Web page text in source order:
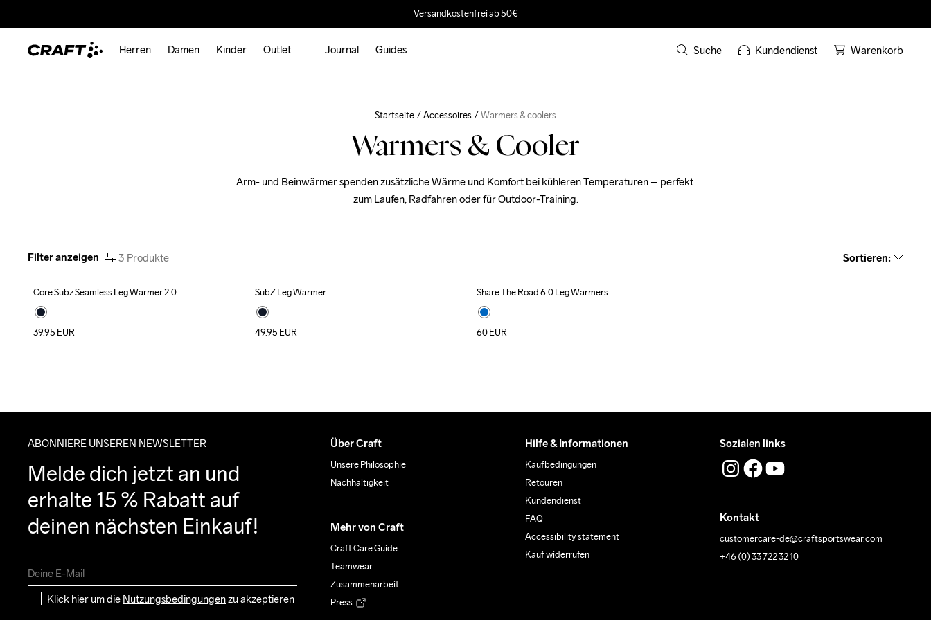
Versandkostenfrei ab 50€
Herren Damen Kinder Outlet Journal Guides Suche Kundendienst Warenkorb
Startseite Accessoires Warmers & coolers
Warmers & Cooler
Arm- und Beinwärmer spenden zusätzliche Wärme und Komfort bei kühleren Temperaturen – perfekt
zum Laufen, Radfahren oder für Outdoor-Training.
Filter anzeigen 3 Produkte Sortieren:
Core Subz Seamless Leg Warmer 2.0
39.95 EUR
Recycled
SubZ Leg Warmer
49.95 EUR
Share The Road 6.0 Leg Warmers
60EUR
ABONNIERE UNSEREN NEWSLETTER
Melde dich jetzt an und
erhalte 15 % Rabatt auf
deinen nächsten Einkauf!
Klick hier um die Nutzungsbedingungen zu akzeptieren
Über Craft
Unsere Philosophie
Nachhaltigkeit
Mehr von Craft
Craft Care Guide
Teamwear
Zusammenarbeit
Press
Hilfe & Informationen
Kaufbedingungen
Retouren
Kundendienst
FAQ
Accessibility statement
Kauf widerrufen
Sozialen links
Kontakt
customercare-de@craftsportswear.com
+46 (0) 33 722 32 10